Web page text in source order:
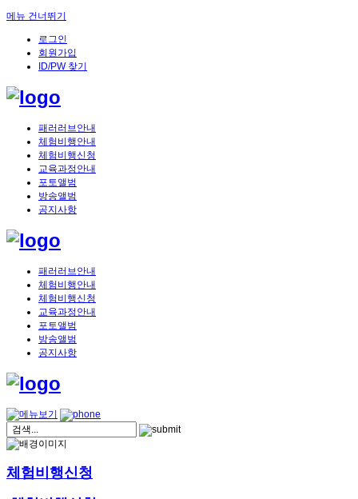
메뉴 건너뛰기
로그인
회원가입
ID/PW 찾기
패러러브안내
체험비행안내
체험비행신청
교육과정안내
포토앨범
방송앨범
공지사항
패러러브안내
체험비행안내
체험비행신청
교육과정안내
포토앨범
방송앨범
공지사항
체험비행신청